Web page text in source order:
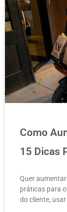
Como
15 Dicas
Quer
práticas para
do cliente,